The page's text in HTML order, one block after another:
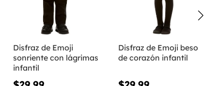
Disfraz de Emoji
sonriente con lágrimas
infantil
Disfraz de Emoji beso
de corazón infantil